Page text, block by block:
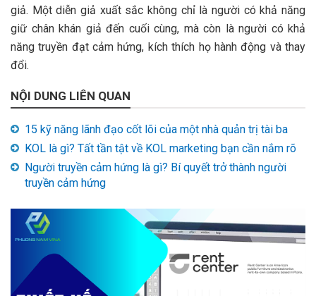
giả. Một diễn giả xuất sắc không chỉ là người có khả năng
giữ chân khán giả đến cuối cùng, mà còn là người có khả
năng truyền đạt cảm hứng, kích thích họ hành động và thay
đổi.
NỘI DUNG LIÊN QUAN
15 kỹ năng lãnh đạo cốt lõi của một nhà quản trị tài ba
KOL là gì? Tất tần tật về KOL marketing bạn cần nắm rõ
Người truyền cảm hứng là gì? Bí quyết trở thành người
truyền cảm hứng